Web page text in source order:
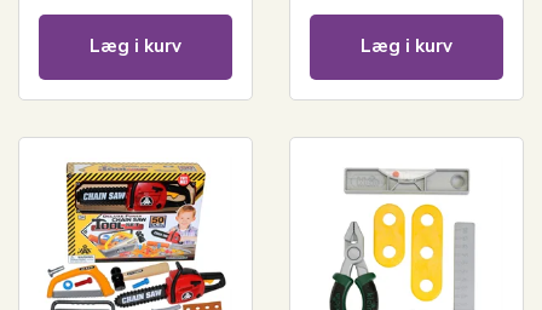
Læg i kurv Læg i kurv